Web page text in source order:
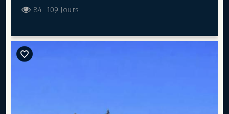
dispose de 2 places de parking privatives + une cave.
à régler en fin d’année (environ 500€) Dépôt de garantie :
2200€
84 109 Jours